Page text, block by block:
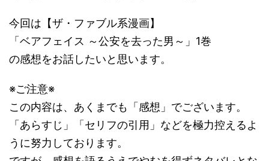
今回は【ザ・ファブル系漫画】
「ベアフェイス ～公安を去った男～」1巻
の感想をお話したいと思います。
※ご注意※
この内容は、あくまでも「感想」でございます。
「あらすじ」「セリフの引用」などを極力控えるよ
うに努力しております。